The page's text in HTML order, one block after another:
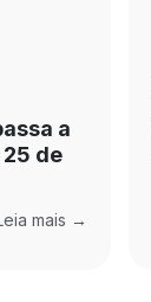
a
de
mais →